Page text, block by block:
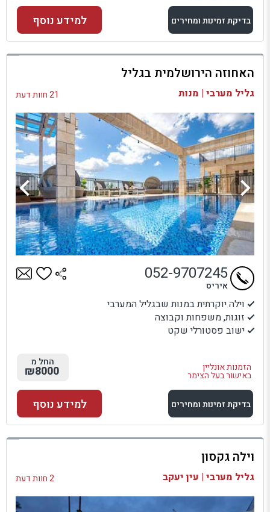
בדיקת זמינות ומחירים
למתחם זה
בדיקת זמינות ומחירים
למידע נוסף
האחוזה הירושלמית בגליל
גליל מערבי | מנות 21 חוות דעת
וילה יוקרתית במנות שבגליל המערבי
זוגות, משפחות וקבוצה
ישוב פסטורלי שקט
הזמנות אונליין
באישור בעל הצימר
052-9707245
איריס
החל מ
₪8000
בדיקת זמינות ומחירים
למתחם זה
בדיקת זמינות ומחירים
למידע נוסף
וילה גקסון
גליל מערבי | עין יעקב 2 חוות דעת